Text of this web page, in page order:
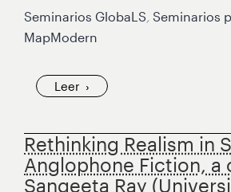
Seminarios GlobaLS, Seminarios
MapModern
Leer
Rethinking Realism in
Anglophone Fiction, a
Sangeeta Ray